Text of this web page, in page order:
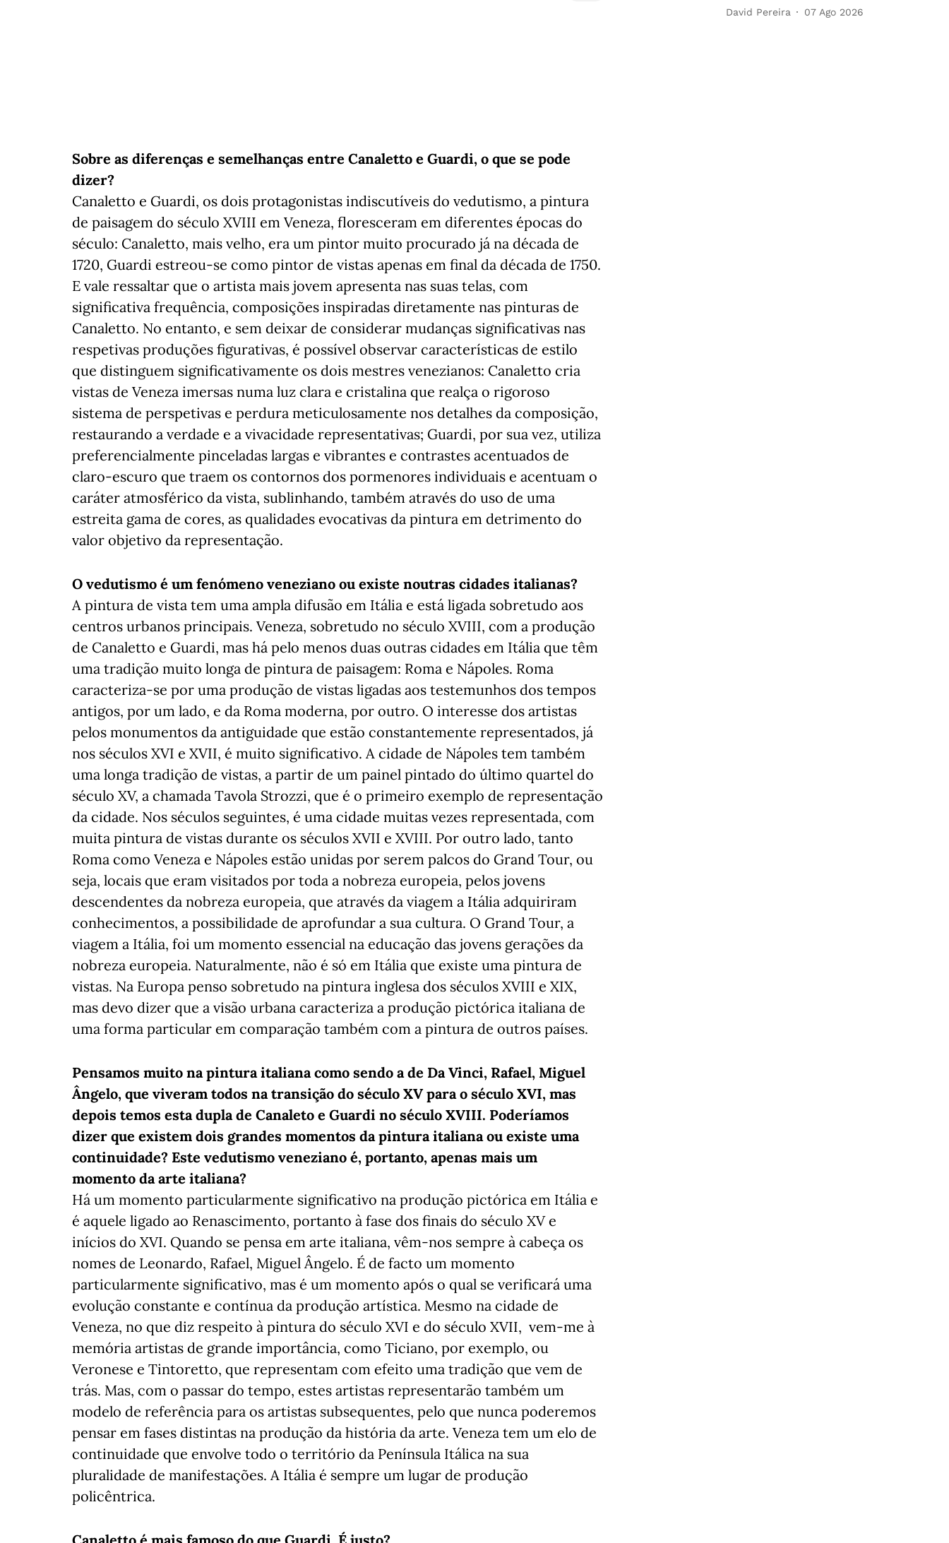
Sobre as diferenças e semelhanças entre Canaletto e Guardi, o que se pode
dizer?
Canaletto e Guardi, os dois protagonistas indiscutíveis do vedutismo, a pintura
de paisagem do século XVIII em Veneza, floresceram em diferentes épocas do
século: Canaletto, mais velho, era um pintor muito procurado já na década de
1720, Guardi estreou-se como pintor de vistas apenas em final da década de 1750.
E vale ressaltar que o artista mais jovem apresenta nas suas telas, com
significativa frequência, composições inspiradas diretamente nas pinturas de
Canaletto. No entanto, e sem deixar de considerar mudanças significativas nas
respetivas produções figurativas, é possível observar características de estilo
que distinguem significativamente os dois mestres venezianos: Canaletto cria
vistas de Veneza imersas numa luz clara e cristalina que realça o rigoroso
sistema de perspetivas e perdura meticulosamente nos detalhes da composição,
restaurando a verdade e a vivacidade representativas; Guardi, por sua vez, utiliza
preferencialmente pinceladas largas e vibrantes e contrastes acentuados de
claro-escuro que traem os contornos dos pormenores individuais e acentuam o
caráter atmosférico da vista, sublinhando, também através do uso de uma
estreita gama de cores, as qualidades evocativas da pintura em detrimento do
valor objetivo da representação.
O vedutismo é um fenómeno veneziano ou existe noutras cidades italianas?
A pintura de vista tem uma ampla difusão em Itália e está ligada sobretudo aos
centros urbanos principais. Veneza, sobretudo no século XVIII, com a produção
de Canaletto e Guardi, mas há pelo menos duas outras cidades em Itália que têm
uma tradição muito longa de pintura de paisagem: Roma e Nápoles. Roma
caracteriza-se por uma produção de vistas ligadas aos testemunhos dos tempos
antigos, por um lado, e da Roma moderna, por outro. O interesse dos artistas
pelos monumentos da antiguidade que estão constantemente representados, já
nos séculos XVI e XVII, é muito significativo. A cidade de Nápoles tem também
uma longa tradição de vistas, a partir de um painel pintado do último quartel do
século XV, a chamada Tavola Strozzi, que é o primeiro exemplo de representação
da cidade. Nos séculos seguintes, é uma cidade muitas vezes representada, com
muita pintura de vistas durante os séculos XVII e XVIII. Por outro lado, tanto
Roma como Veneza e Nápoles estão unidas por serem palcos do Grand Tour, ou
seja, locais que eram visitados por toda a nobreza europeia, pelos jovens
descendentes da nobreza europeia, que através da viagem a Itália adquiriram
conhecimentos, a possibilidade de aprofundar a sua cultura. O Grand Tour, a
viagem a Itália, foi um momento essencial na educação das jovens gerações da
nobreza europeia. Naturalmente, não é só em Itália que existe uma pintura de
vistas. Na Europa penso sobretudo na pintura inglesa dos séculos XVIII e XIX,
mas devo dizer que a visão urbana caracteriza a produção pictórica italiana de
uma forma particular em comparação também com a pintura de outros países.
Pensamos muito na pintura italiana como sendo a de Da Vinci, Rafael, Miguel
Ângelo, que viveram todos na transição do século XV para o século XVI, mas
depois temos esta dupla de Canaleto e Guardi no século XVIII. Poderíamos
dizer que existem dois grandes momentos da pintura italiana ou existe uma
continuidade? Este vedutismo veneziano é, portanto, apenas mais um
momento da arte italiana?
Há um momento particularmente significativo na produção pictórica em Itália e
é aquele ligado ao Renascimento, portanto à fase dos finais do século XV e
inícios do XVI. Quando se pensa em arte italiana, vêm-nos sempre à cabeça os
nomes de Leonardo, Rafael, Miguel Ângelo. É de facto um momento
particularmente significativo, mas é um momento após o qual se verificará uma
evolução constante e contínua da produção artística. Mesmo na cidade de
Veneza, no que diz respeito à pintura do século XVI e do século XVII, vem-me à
memória artistas de grande importância, como Ticiano, por exemplo, ou
Veronese e Tintoretto, que representam com efeito uma tradição que vem de
trás. Mas, com o passar do tempo, estes artistas representarão também um
modelo de referência para os artistas subsequentes, pelo que nunca poderemos
pensar em fases distintas na produção da história da arte. Veneza tem um elo de
continuidade que envolve todo o território da Península Itálica na sua
pluralidade de manifestações. A Itália é sempre um lugar de produção
policêntrica.
David Pereira 07 Ago 2026